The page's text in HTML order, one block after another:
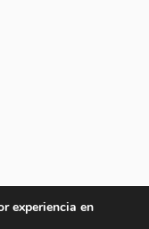
experiencia en